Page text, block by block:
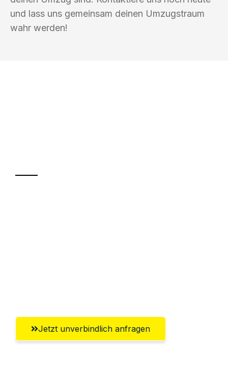
und lass uns gemeinsam deinen Umzugstraum
wahr werden!
Jetzt unverbindlich anfragen